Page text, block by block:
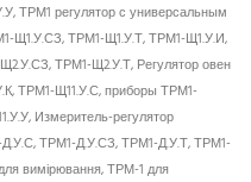
ТРМ1 регулятор с универсальным
Щ1.У.СЗ, ТРМ1-Щ1.У.Т, ТРМ1-Щ1.У.И,
ТРМ1-Щ2.У.Т, Регулятор овен
ТРМ1-Щ11.У.С, приборы ТРМ1-
Измеритель-регулятор
ТРМ1-Д.У.СЗ, ТРМ1-Д.У.Т, ТРМ1-
вимірювання, ТРМ-1 для